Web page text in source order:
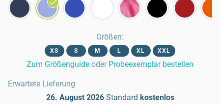
Größen:
XS S M L XL XXL
Zum Größenguide oder Probeexemplar bestellen
Erwartete Lieferung
26. August 2026 Standard kostenlos